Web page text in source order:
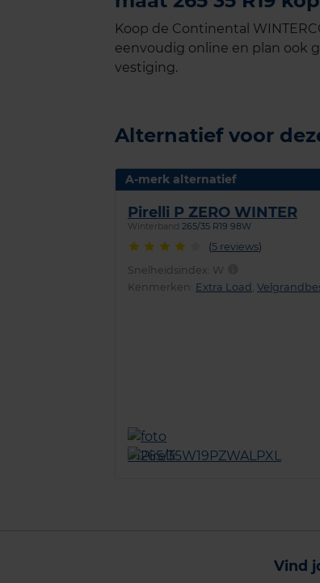
Koop de Continental
eenvoudig online en plan ook
vestiging.
Alternatief voor
A-merk alternatief
Pirelli P ZERO WINTER
Winterband 265/35 R19 98W
(5 reviews)
Snelheidsindex: W
Kenmerken: Extra Load
Vind